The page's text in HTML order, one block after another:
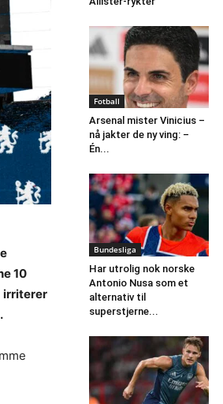
10
irriterer
Fotball
Arsenal mister Vinicius –
nå jakter de ny ving: –
Én...
Bundesliga
Har utrolig nok norske
Antonio Nusa som et
alternativ til
superstjerne...